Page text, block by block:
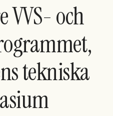
VVS- och
tekniska